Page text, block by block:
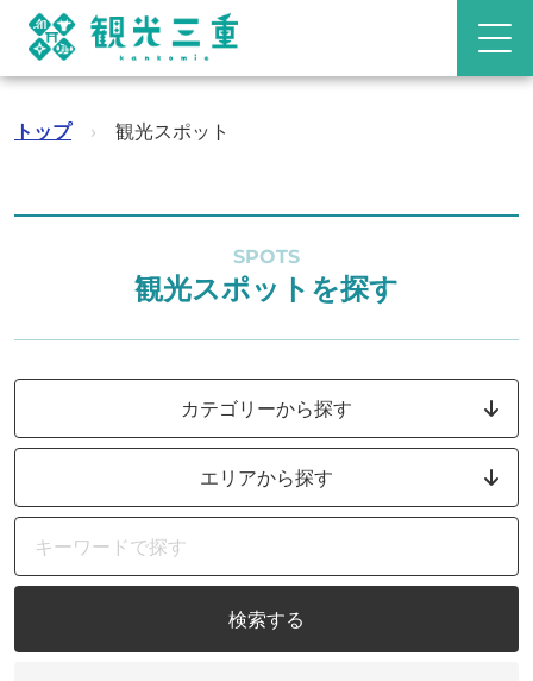
トップ › 観光スポット
SPOTS
観光スポットを探す
カテゴリーから探す
エリアから探す
検索する